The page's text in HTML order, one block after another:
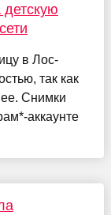
в Лос-
так как
Снимки
аккаунте